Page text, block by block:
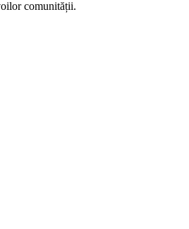
comunității.